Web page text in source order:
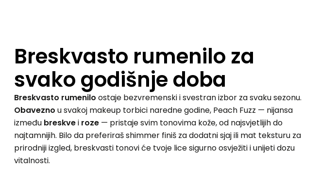
Breskvasto rumenilo za
svako godišnje doba
Breskvasto rumenilo ostaje bezvremenski i svestran izbor za svaku sezonu.
Obavezno u svakoj makeup torbici naredne godine, Peach Fuzz — nijansa
između breskvei roze — pristaje svim tonovima kože, od najsvjetlijih do
najtamnijih. Bilo da preferiraš shimmer finiš za dodatni sjaj ili mat teksturu za
prirodniji izgled, breskvasti tonovi će tvoje lice sigurno osvježiti i unijeti dozu
vitalnosti.